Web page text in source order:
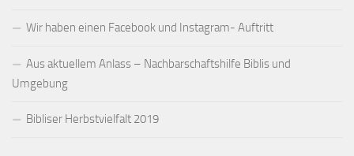
Wir haben einen Facebook und Instagram- Auftritt
Aus aktuellem Anlass – Nachbarschaftshilfe Biblis und
Umgebung
Bibliser Herbstvielfalt 2019